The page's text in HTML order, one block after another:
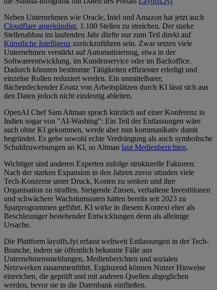
Neben Unternehmen wie Oracle, Intel und Amazon hat jetzt auch
Cloudflare angekündigt, 1.100 Stellen zu streichen. Der starke
Stellenabbau im laufenden Jahr dürfte nur zum Teil direkt auf
Künstliche Intelligenz zurückzuführen sein. Zwar setzen viele
Unternehmen verstärkt auf Automatisierung, etwa in der
Softwareentwicklung, im Kundenservice oder im Backoffice.
Dadurch könnten bestimmte Tätigkeiten effizienter erledigt und
einzelne Rollen reduziert werden. Ein unmittelbarer,
flächendeckender Ersatz von Arbeitsplätzen durch KI lässt sich aus
den Daten jedoch nicht eindeutig ableiten.
OpenAI Chef Sam Altman sprach kürzlich auf einer Konferenz in
Indien sogar von "AI-Washing": Ein Teil der Entlassungen wäre
auch ohne KI gekommen, werde aber nun kommunikativ damit
begründet. Es gebe sowohl echte Verdrängung als auch symbolische
Schuldzuweisungen an KI, so Altman laut Medienberichten.
Wichtiger sind anderen Experten zufolge strukturelle Faktoren:
Nach der starken Expansion in den Jahren zuvor stünden viele
Tech-Konzerne unter Druck, Kosten zu senken und ihre
Organisation zu straffen. Steigende Zinsen, verhaltene Investitionen
und schwächere Wachstumsraten hätten bereits seit 2023 zu
Sparprogrammen geführt. KI wirke in diesem Kontext eher als
Beschleuniger bestehender Entwicklungen denn als alleinige
Ursache.
Die Plattform layoffs.fyi erfasst weltweit Entlassungen in der Tech-
Branche, indem sie öffentlich bekannte Fälle aus
Unternehmensmeldungen, Medienberichten und sozialen
Netzwerken zusammenführt. Ergänzend können Nutzer Hinweise
einreichen, die geprüft und mit anderen Quellen abgeglichen
werden, bevor sie in die Datenbank einfließen.